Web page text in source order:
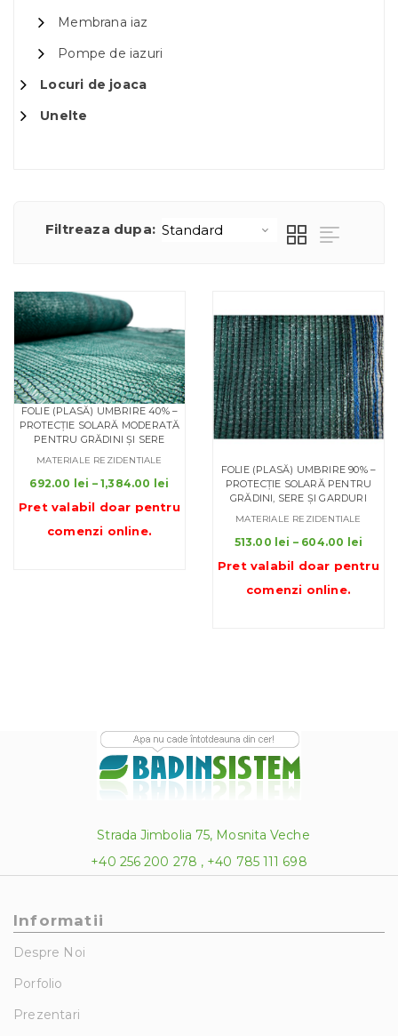
Membrana iaz
Pompe de iazuri
Locuri de joaca
Unelte
Filtreaza dupa:
FOLIE (PLASĂ) UMBRIRE 40% –
PROTECȚIE SOLARĂ MODERATĂ
PENTRU GRĂDINI ȘI SERE
MATERIALE REZIDENTIALE
692.00 lei – 1,384.00 lei
Pret valabil doar pentru
comenzi online.
FOLIE (PLASĂ) UMBRIRE 90% –
PROTECȚIE SOLARĂ PENTRU
GRĂDINI, SERE ȘI GARDURI
MATERIALE REZIDENTIALE
513.00 lei – 604.00 lei
Pret valabil doar pentru
comenzi online.
Strada Jimbolia 75, Mosnita Veche
+40 256 200 278 , +40 785 111 698
Informatii
Despre Noi
Porfolio
Prezentari